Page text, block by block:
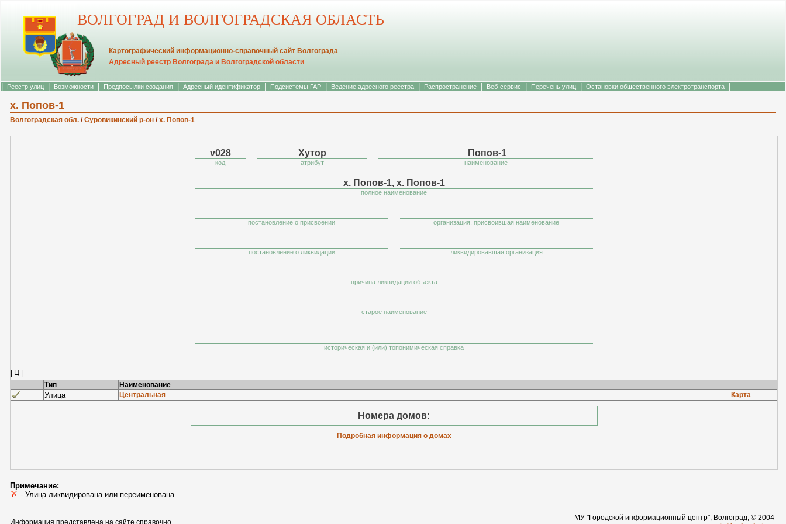
ВОЛГОГРАД И ВОЛГОГРАДСКАЯ ОБЛАСТЬ
Картографический информационно-справочный сайт Волгограда
Адресный реестр Волгограда и Волгоградской области
Реестр улиц Возможности Предпосылки создания Адресный идентификатор Подсистемы ГАР Ведение адресного реестра Распространение Веб-сервис Перечень улиц Остановки общественного электротранспорта
х. Попов-1
Волгоградская обл. /Суровикинский р-он /х. Попов-1
v028 Хутор Попов-1
код атрибут наименование
х. Попов-1, х. Попов-1
полное наименование
постановление о присвоении организация, присвоившая наименование
постановление о ликвидации ликвидировавшая организация
причина ликвидации объекта
старое наименование
историческая и (или) топонимическая справка
| Ц |
Тип
Наименование
Улица Центральная Карта
Номера домов:
Подробная информация о домах
Примечание:
- Улица ликвидирована или переименована
Информация представлена на сайте справочно.
МУ "Городской информационный центр", Волгоград, © 2004